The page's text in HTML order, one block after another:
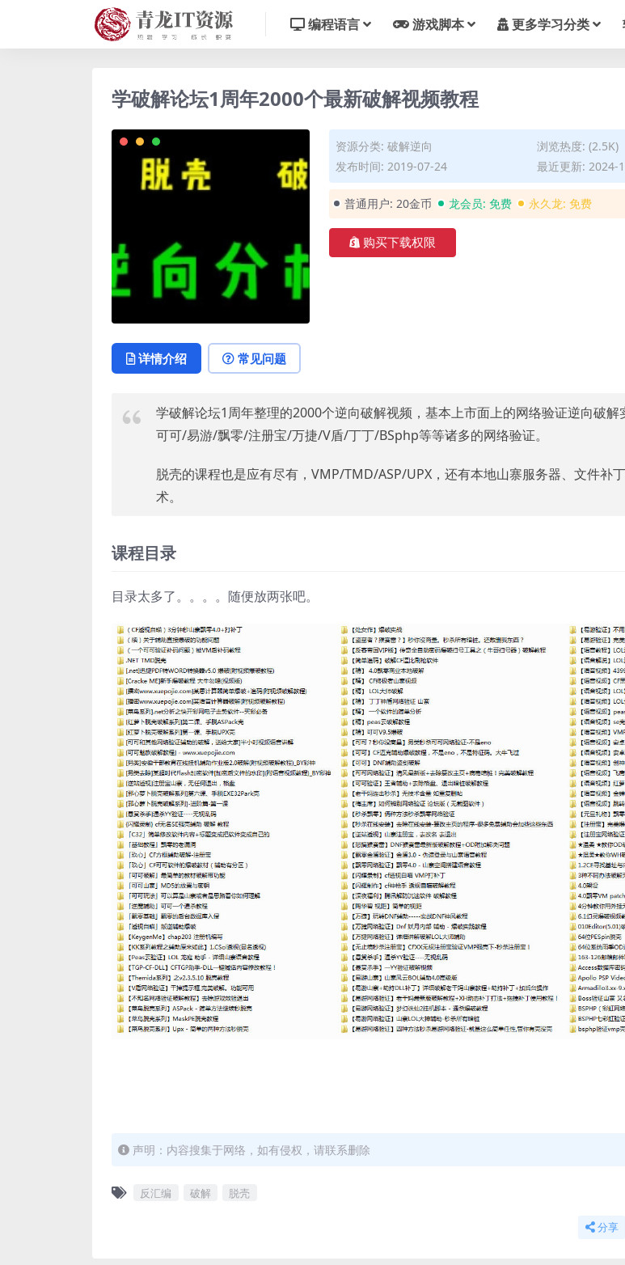
编程语言 游戏脚本 更多学习分类
学破解论坛1周年2000个最新破解视频教程
资源分类: 破解逆向
浏览热度: (2.5K)
发布时间: 2019-07-24
最近更新: 2024-
普通用户: 20金币 龙会员: 免费 永久龙: 免费
购买下载权限
详情介绍 常见问题
学破解论坛1周年整理的2000个逆向破解视频，基本上市面上的网络验证逆向破解
可可/易游/飘零/注册宝/万捷/V盾/丁丁/BSphp等等诸多的网络验证。
脱壳的课程也是应有尽有，VMP/TMD/ASP/UPX，还有本地山寨服务器、文件补
术。
课程目录
目录太多了。。。。随便放两张吧。
声明：内容搜集于网络，如有侵权，请联系删除
反汇编 破解 脱壳
分享